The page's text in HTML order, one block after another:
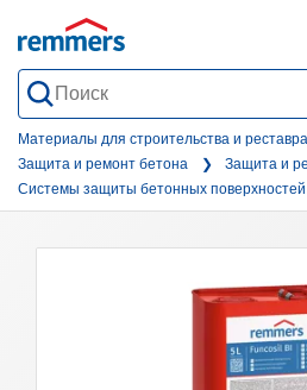
form
Материалы для строительства и
Защита и ремонт бетона
Защита и
Системы защиты бетонных поверхностей